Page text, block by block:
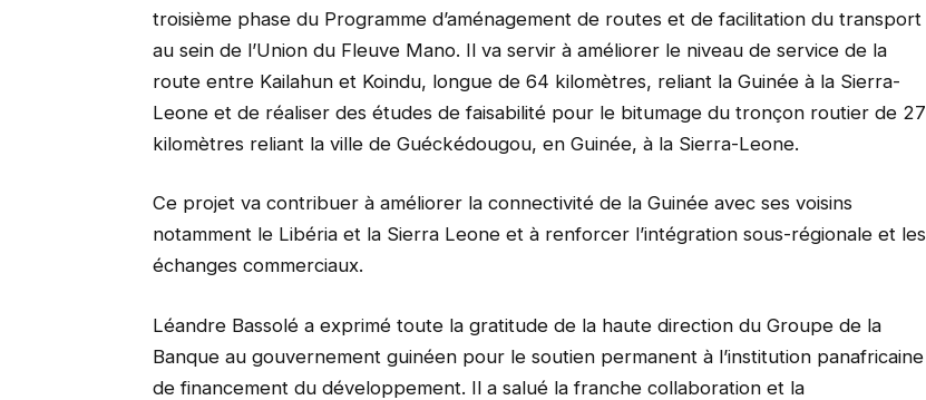
troisième phase du Programme d’aménagement de routes et de facilitation du transport
au sein de l’Union du Fleuve Mano. Il va servir à améliorer le niveau de service de la
route entre Kailahun et Koindu, longue de 64 kilomètres, reliant la Guinée à la Sierra-
Leone et de réaliser des études de faisabilité pour le bitumage du tronçon routier de 27
kilomètres reliant la ville de Guéckédougou, en Guinée, à la Sierra-Leone.
Ce projet va contribuer à améliorer la connectivité de la Guinée avec ses voisins
notamment le Libéria et la Sierra Leone et à renforcer l’intégration sous-régionale et les
échanges commerciaux.
Léandre Bassolé a exprimé toute la gratitude de la haute direction du Groupe de la
Banque au gouvernement guinéen pour le soutien permanent à l’institution panafricaine
de financement du développement. Il a salué la franche collaboration et la